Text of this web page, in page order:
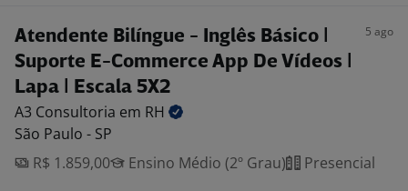
Atendente Bilíngue - Inglês Básico |
Suporte E-Commerce App De Vídeos |
Lapa | Escala 5X2
5 ago
A3 Consultoria em RH
São Paulo - SP
R$ 1.859,00
Ensino Médio (2º Grau) Presencial